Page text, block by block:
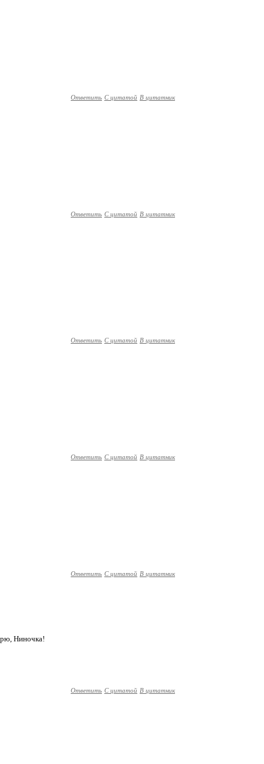
Ответить С цитатой В цитатник
Ответить С цитатой В цитатник
Ответить С цитатой В цитатник
Ответить С цитатой В цитатник
Ответить С цитатой В цитатник
Ниночка!
Ответить С цитатой В цитатник